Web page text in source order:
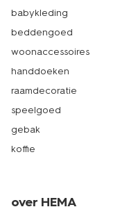
babykleding
beddengoed
woonaccessoires
handdoeken
raamdecoratie
speelgoed
gebak
koffie
over HEMA